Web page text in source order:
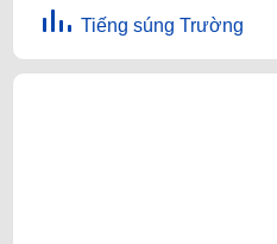
Tiếng súng Trường